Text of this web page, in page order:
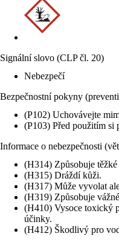
Signální slovo (CLP čl. 20)
Nebezpečí
Bezpečnostní pokyny
(P102) Uchovávejte
(P103) Před použitím si
Informace o nebezpečnosti
(H314) Způsobuje
(H315) Dráždí kůži.
(H317) Může vyvolat
(H319) Způsobuje
(H410) Vysoce toxický
účinky.
(H412) Škodlivý pro